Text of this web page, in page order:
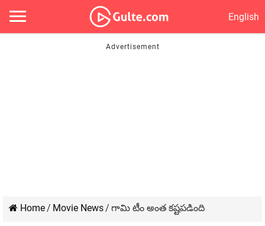
English
Home/ Movie News/ గామి టీం అంత కష్టపడింది